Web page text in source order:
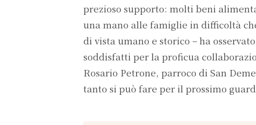
prezioso supporto: molti beni
una mano alle famiglie in difficoltà
di vista umano e storico – ha
soddisfatti per la proficua
Rosario Petrone, parroco di San
tanto si può fare per il prossimo